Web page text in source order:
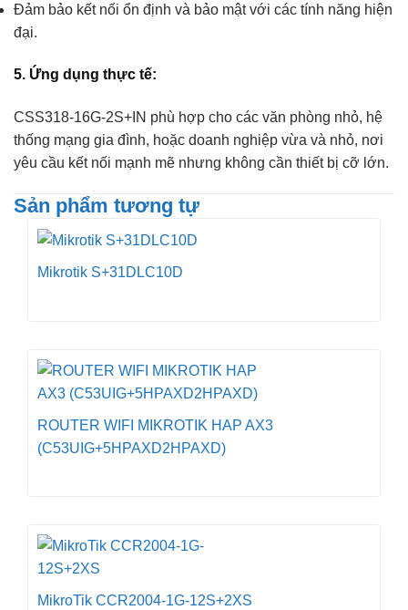
Đảm bảo kết nối ổn định và bảo mật với các tính năng hiện
đại.
5. Ứng dụng thực tế:
CSS318-16G-2S+IN phù hợp cho các văn phòng nhỏ, hệ
thống mạng gia đình, hoặc doanh nghiệp vừa và nhỏ, nơi
yêu cầu kết nối mạnh mẽ nhưng không cần thiết bị cỡ lớn.
Sản phẩm tương tự
Mikrotik S+31DLC10D
ROUTER WIFI MIKROTIK HAP AX3
(C53UIG+5HPAXD2HPAXD)
MikroTik CCR2004-1G-12S+2XS